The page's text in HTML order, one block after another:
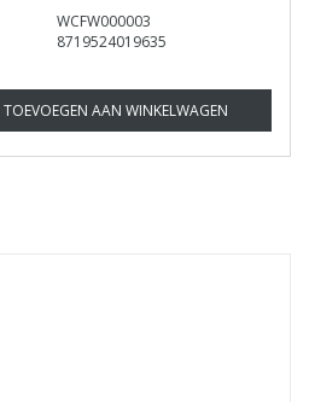
WCFW000003
8719524019635
TOEVOEGEN AAN WINKELWAGEN